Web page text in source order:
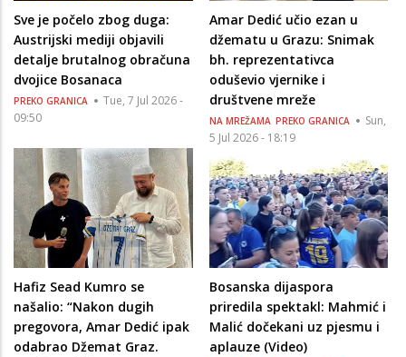
Sve je počelo zbog duga:
Austrijski mediji objavili
detalje brutalnog obračuna
dvojice Bosanaca
PREKO GRANICA
Tue, 7 Jul 2026 -
09:50
Amar Dedić učio ezan u
džematu u Grazu: Snimak
bh. reprezentativca
oduševio vjernike i
društvene mreže
NA MREŽAMA PREKO GRANICA
Sun,
5 Jul 2026 - 18:19
Hafiz Sead Kumro se
našalio: “Nakon dugih
pregovora, Amar Dedić ipak
odabrao Džemat Graz.
Bosanska dijaspora
priredila spektakl: Mahmić i
Malić dočekani uz pjesmu i
aplauze (Video)